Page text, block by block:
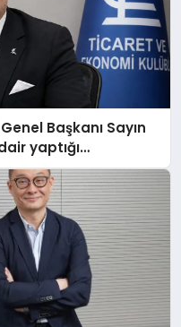
Başkanı Sayın
yaptığı